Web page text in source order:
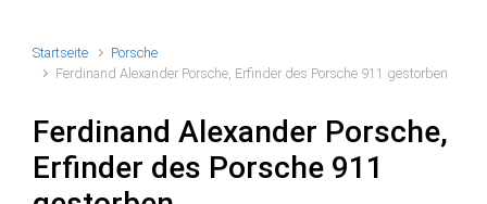
Startseite
Porsche
Ferdinand Alexander Porsche, Erfinder des Porsche 911 gestorben
Ferdinand Alexander Porsche,
Erfinder des Porsche 911